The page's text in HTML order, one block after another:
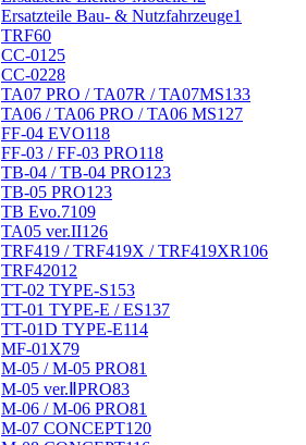
Ersatzteile Bau- & Nutzfahrzeuge1
TRF60
CC-01 25
CC-0228
TA07 PRO / TA07R / TA07MS133
TA06 / TA06 PRO / TA06 MS127
FF-04 EVO118
FF-03 / FF-03 PRO118
TB-04 / TB-04 PRO123
TB-05 PRO123
TB Evo.7109
TA05 ver.II126
TRF419 / TRF419X / TRF419XR106
TRF42012
TT-02 TYPE-S153
TT-01 TYPE-E / ES137
TT-01D TYPE-E114
MF-01X79
M-05 / M-05 PRO81
M-05 ver.ⅡPRO83
M-06 / M-06 PRO81
M-07 CONCEPT120